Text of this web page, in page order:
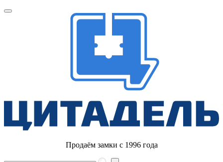
Продаём замки с 1996 года